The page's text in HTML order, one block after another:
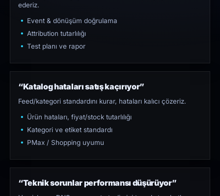
ederiz.
Event & dönüşüm doğrulama
Attribution tutarlılığı
Test planı ve rapor
“Katalog hataları satış kaçırıyor”
Feed/kategori standardını kurar, hataları kalıcı çözeriz.
Ürün hataları, fiyat/stock tutarlılığı
Kategori ve etiket standardı
PMax / Shopping uyumu
“Teknik sorunlar performansı düşürüyor”